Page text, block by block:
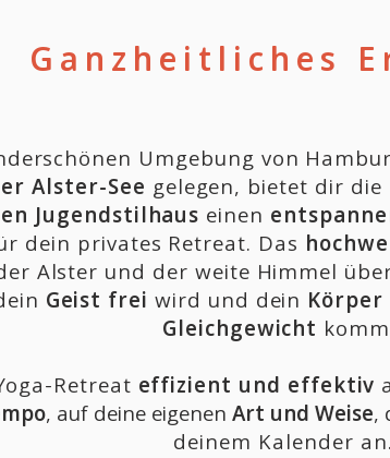
Ganzheitliches
Umgebung von
Alster-See gelegen, bietet dir
Jugendstilhaus einen
dein privates Retreat. Das
Alster und der weite Himmel
Geist frei wird und dein
Gleichgewicht
Retreat effizient und effektiv
, auf deine eigenenArt und Weise,
deinem Kalender an.